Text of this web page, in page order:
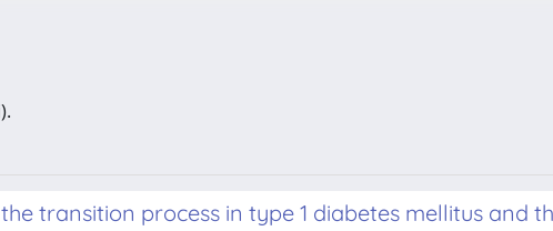
transition process in type 1 diabetes mellitus and